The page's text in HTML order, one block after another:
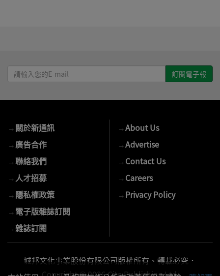
請
輸
E-
mail
→關於新通訊
→廣告合作
→聯絡我們
→ 人才招募
→隱私權政策
→電子版雜誌訂閱
→雜誌訂閱
→About Us
→Advertise
→Contact Us
→Careers
→Privacy Policy
城邦文化事業股份有限公司版權所有、轉載必究．